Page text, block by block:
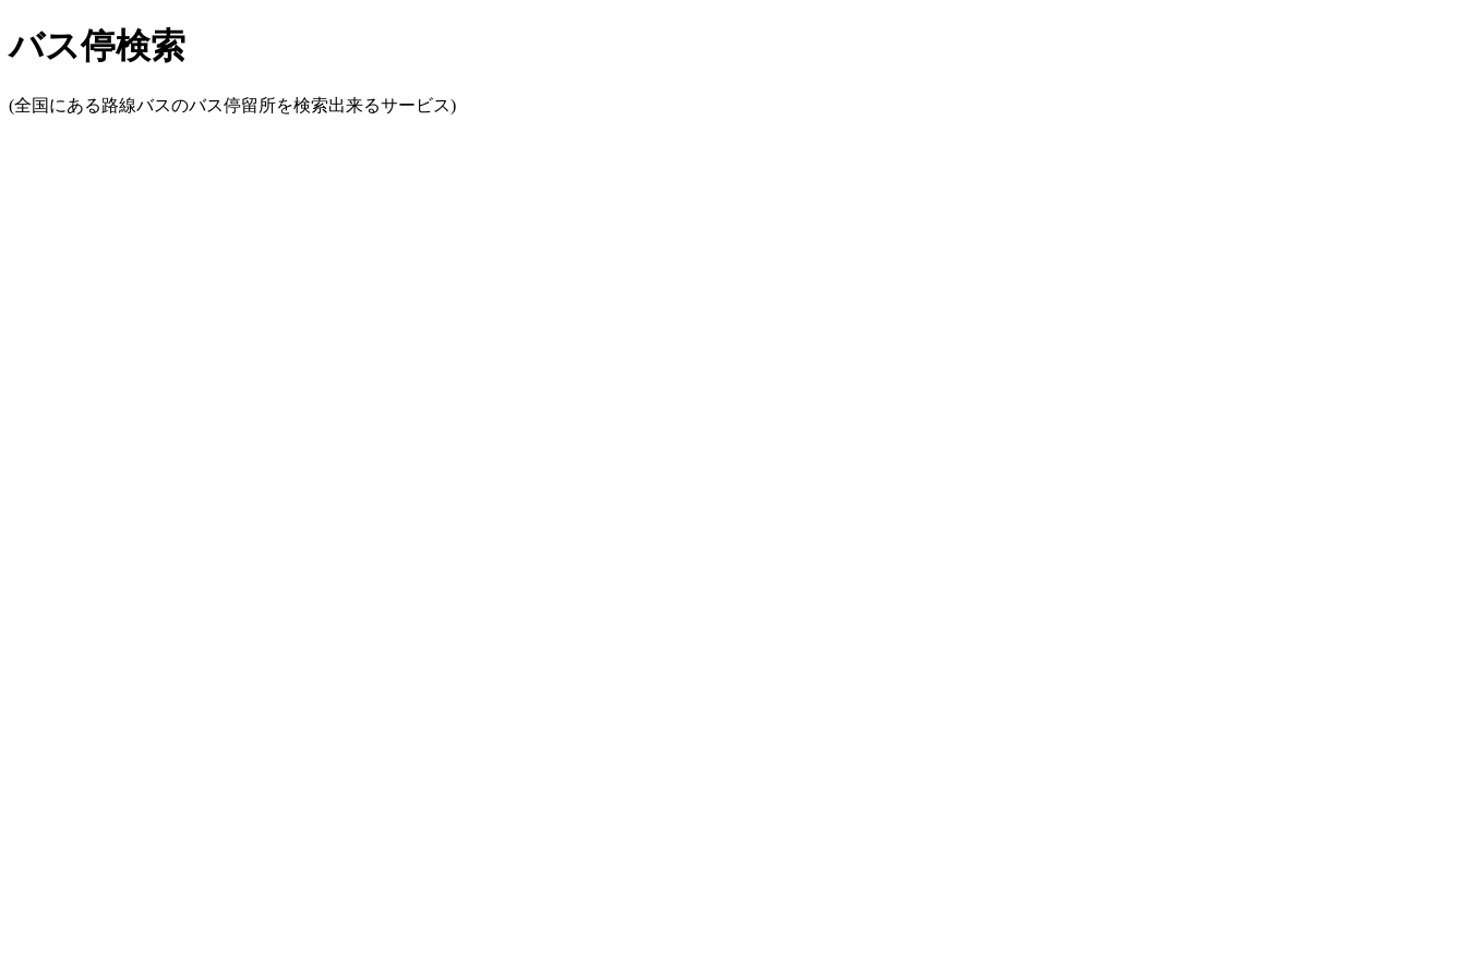
バス停検索
(全国にある路線バスのバス停留所を検索出来るサービス)